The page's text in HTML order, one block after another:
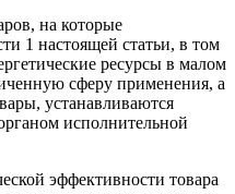
на которые
1 настоящей статьи, в том
ресурсы в малом
сферу применения, а
устанавливаются
исполнительной
эффективности товара